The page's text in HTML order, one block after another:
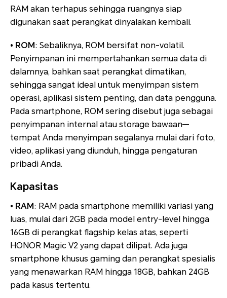
RAM akan terhapus sehingga ruangnya siap
digunakan saat perangkat dinyalakan kembali.
• ROM: Sebaliknya, ROM bersifat non-volatil.
Penyimpanan ini mempertahankan semua data di
dalamnya, bahkan saat perangkat dimatikan,
sehingga sangat ideal untuk menyimpan sistem
operasi, aplikasi sistem penting, dan data pengguna.
Pada smartphone, ROM sering disebut juga sebagai
penyimpanan internal atau storage bawaan—
tempat Anda menyimpan segalanya mulai dari foto,
video, aplikasi yang diunduh, hingga pengaturan
pribadi Anda.
Kapasitas
• RAM: RAM pada smartphone memiliki variasi yang
luas, mulai dari 2GB pada model entry-level hingga
16GB di perangkat flagship kelas atas, seperti
HONOR Magic V2 yang dapat dilipat. Ada juga
smartphone khusus gaming dan perangkat spesialis
yang menawarkan RAM hingga 18GB, bahkan 24GB
pada kasus tertentu.